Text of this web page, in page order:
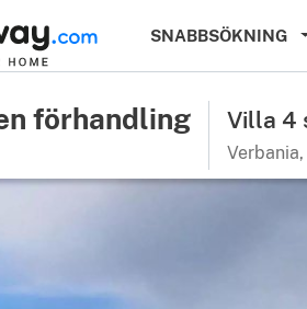
SNABBSÖKNING
förhandling Villa 4